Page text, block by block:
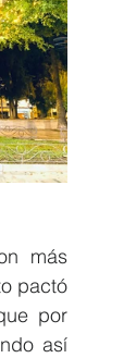
más
pactó
por
así